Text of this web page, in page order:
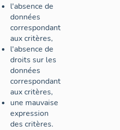
l'absence de
données
correspondant
aux critères,
l'absence de
droits sur les
données
correspondant
aux critères,
une mauvaise
expression
des critères.